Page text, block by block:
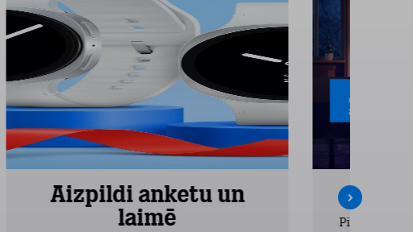
Aizpildi anketu un
laimē
Pirmos 2